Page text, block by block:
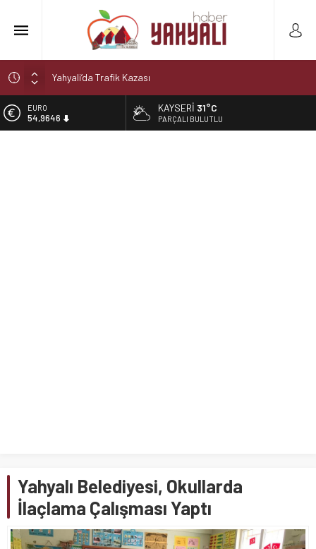
Kayseri Derbisi Yahyalıspor ile Develigücü Arasında
Oynanacak
EURO
54,9646
KAYSERI 31°C
PARÇALI BULUTLU
Yahyalı Belediyesi, Okullarda
İlaçlama Çalışması Yaptı